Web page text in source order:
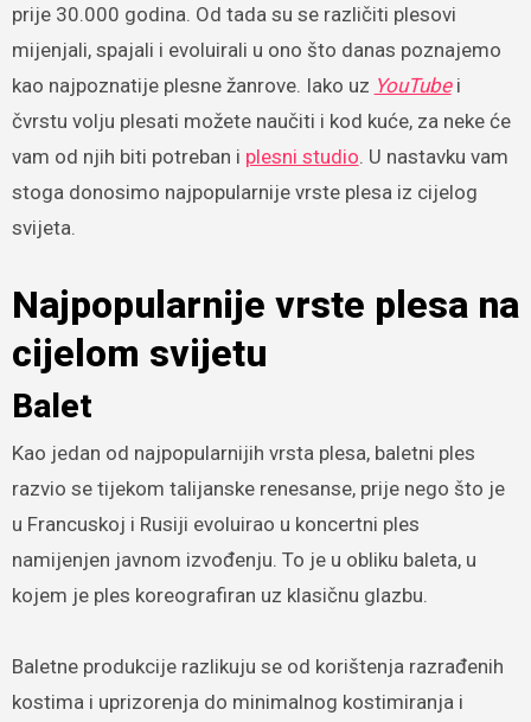
prije 30.000 godina. Od tada su se različiti plesovi
mijenjali, spajali i evoluirali u ono što danas poznajemo
kao najpoznatije plesne žanrove. Iako uz YouTubei
čvrstu volju plesati možete naučiti i kod kuće, za neke će
vam od njih biti potreban i plesni studio. U nastavku vam
stoga donosimo najpopularnije vrste plesa iz cijelog
svijeta.
Najpopularnije vrste plesa na
cijelom svijetu
Balet
Kao jedan od najpopularnijih vrsta plesa, baletni ples
razvio se tijekom talijanske renesanse, prije nego što je
u Francuskoj i Rusiji evoluirao u koncertni ples
namijenjen javnom izvođenju. To je u obliku baleta, u
kojem je ples koreografiran uz klasičnu glazbu.
Baletne produkcije razlikuju se od korištenja razrađenih
kostima i uprizorenja do minimalnog kostimiranja i